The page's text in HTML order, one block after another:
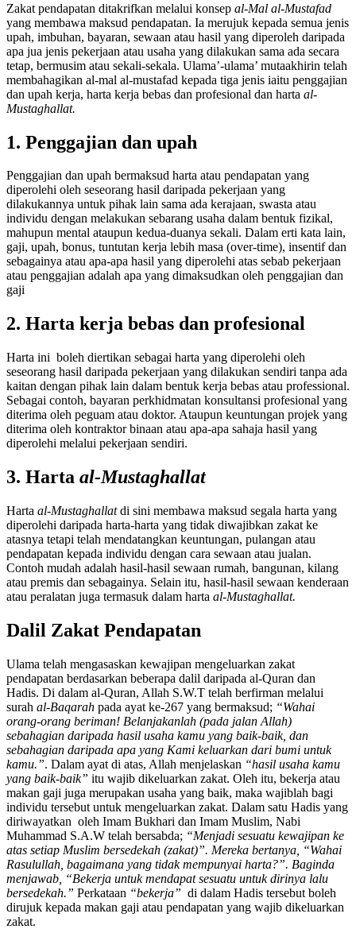
Zakat pendapatan ditakrifkan melalui konsep al-Mal al-Mustafad
yang membawa maksud pendapatan. Ia merujuk kepada semua jenis
upah, imbuhan, bayaran, sewaan atau hasil yang diperoleh daripada
apa jua jenis pekerjaan atau usaha yang dilakukan sama ada secara
tetap, bermusim atau sekali-sekala. Ulama’-ulama’ mutaakhirin telah
membahagikan al-mal al-mustafad kepada tiga jenis iaitu penggajian
dan upah kerja, harta kerja bebas dan profesional dan harta al-
Mustaghallat.
1. Penggajian dan upah
Penggajian dan upah bermaksud harta atau pendapatan yang
diperolehi oleh seseorang hasil daripada pekerjaan yang
dilakukannya untuk pihak lain sama ada kerajaan, swasta atau
individu dengan melakukan sebarang usaha dalam bentuk fizikal,
mahupun mental ataupun kedua-duanya sekali. Dalam erti kata lain,
gaji, upah, bonus, tuntutan kerja lebih masa (over-time), insentif dan
sebagainya atau apa-apa hasil yang diperolehi atas sebab pekerjaan
atau penggajian adalah apa yang dimaksudkan oleh penggajian dan
gaji
2. Harta kerja bebas dan profesional
Harta ini boleh diertikan sebagai harta yang diperolehi oleh
seseorang hasil daripada pekerjaan yang dilakukan sendiri tanpa ada
kaitan dengan pihak lain dalam bentuk kerja bebas atau professional.
Sebagai contoh, bayaran perkhidmatan konsultansi profesional yang
diterima oleh peguam atau doktor. Ataupun keuntungan projek yang
diterima oleh kontraktor binaan atau apa-apa sahaja hasil yang
diperolehi melalui pekerjaan sendiri.
3. Harta al-Mustaghallat
Harta al-Mustaghallatdi sini membawa maksud segala harta yang
diperolehi daripada harta-harta yang tidak diwajibkan zakat ke
atasnya tetapi telah mendatangkan keuntungan, pulangan atau
pendapatan kepada individu dengan cara sewaan atau jualan.
Contoh mudah adalah hasil-hasil sewaan rumah, bangunan, kilang
atau premis dan sebagainya. Selain itu, hasil-hasil sewaan kenderaan
atau peralatan juga termasuk dalam harta al-Mustaghallat.
Dalil Zakat Pendapatan
Ulama telah mengasaskan kewajipan mengeluarkan zakat
pendapatan berdasarkan beberapa dalil daripada al-Quran dan
Hadis. Di dalam al-Quran, Allah S.W.T telah berfirman melalui
surah al-Baqarah pada ayat ke-267 yang bermaksud; “Wahai
orang-orang beriman! Belanjakanlah (pada jalan Allah)
sebahagian daripada hasil usaha kamu yang baik-baik, dan
sebahagian daripada apa yang Kami keluarkan dari bumi untuk
kamu.”. Dalam ayat di atas, Allah menjelaskan “hasil usaha kamu
yang baik-baik” itu wajib dikeluarkan zakat. Oleh itu, bekerja atau
makan gaji juga merupakan usaha yang baik, maka wajiblah bagi
individu tersebut untuk mengeluarkan zakat. Dalam satu Hadis yang
diriwayatkan oleh Imam Bukhari dan Imam Muslim, Nabi
Muhammad S.A.W telah bersabda; “Menjadi sesuatu kewajipan ke
atas setiap Muslim bersedekah (zakat)”. Mereka bertanya, “Wahai
Rasulullah, bagaimana yang tidak mempunyai harta?”. Baginda
menjawab, “Bekerja untuk mendapat sesuatu untuk dirinya lalu
bersedekah.” Perkataan “bekerja” di dalam Hadis tersebut boleh
dirujuk kepada makan gaji atau pendapatan yang wajib dikeluarkan
zakat.